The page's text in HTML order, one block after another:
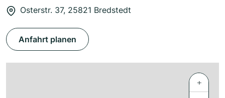
Osterstr. 37, 25821 Bredstedt
Anfahrt planen
+